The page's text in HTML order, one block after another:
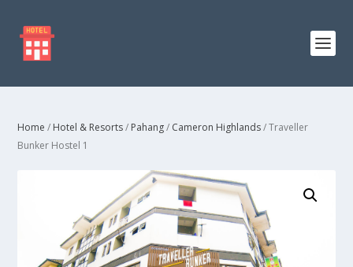
Home / Hotel & Resorts/ Pahang/ Cameron Highlands/ Traveller
Bunker Hostel 1